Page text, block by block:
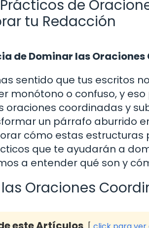
de
tu Redacción
de Dominar las
sentido que tus escritos
monótono o confuso, y
oraciones coordinadas y
un párrafo aburrido
cómo estas
que te ayudarán a
a entender qué son y
las Oraciones